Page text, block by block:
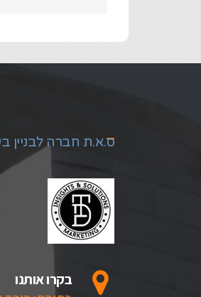
ס.א.ת חברה לבניין
בקרו אותנו